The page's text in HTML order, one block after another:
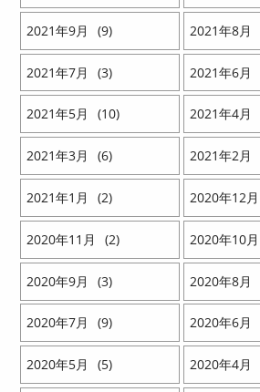
2021 9 9 2021 8
2021 7 3 2021 6
2021 5 10 2021 4
2021 3 6 2021 2
2021 1 2 2020 12
2020 11 2 2020 10
2020 9 3 2020 8
2020 7 9 2020 6
2020 5 5 2020 4